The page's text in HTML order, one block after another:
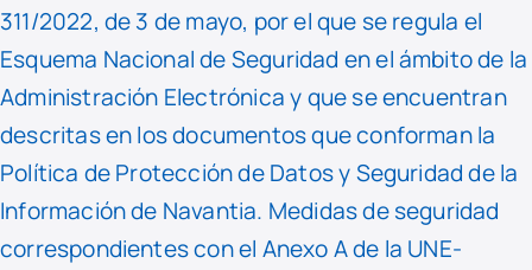
311/2022, de 3 de mayo, por el que se regula el
Esquema Nacional de Seguridad en el ámbito de la
Administración Electrónica y que se encuentran
descritas en los documentos que conforman la
Política de Protección de Datos y Seguridad de la
Información de Navantia. Medidas de seguridad
correspondientes con el Anexo A de la UNE-